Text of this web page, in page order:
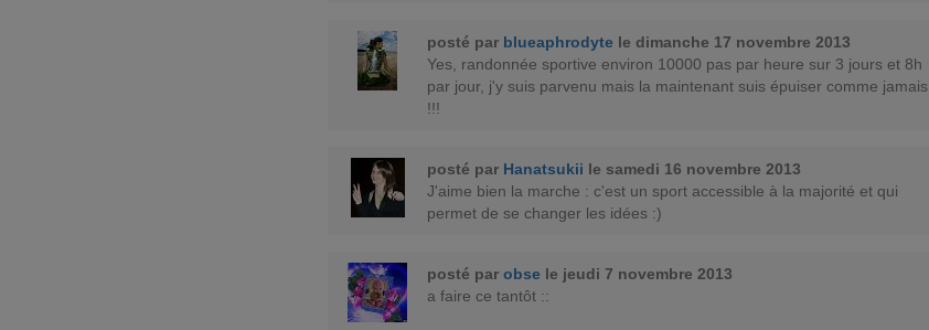
posté par blueaphrodyte le dimanche 17 novembre 2013
Yes, randonnée sportive environ 10000 pas par heure sur 3 jours et 8h
par jour, j'y suis parvenu mais la maintenant suis épuiser comme jamais
!!!
posté par Hanatsukii le samedi 16 novembre 2013
J'aime bien la marche : c'est un sport accessible à la majorité et qui
permet de se changer les idées :)
posté par obse le jeudi 7 novembre 2013
a faire ce tantôt ::